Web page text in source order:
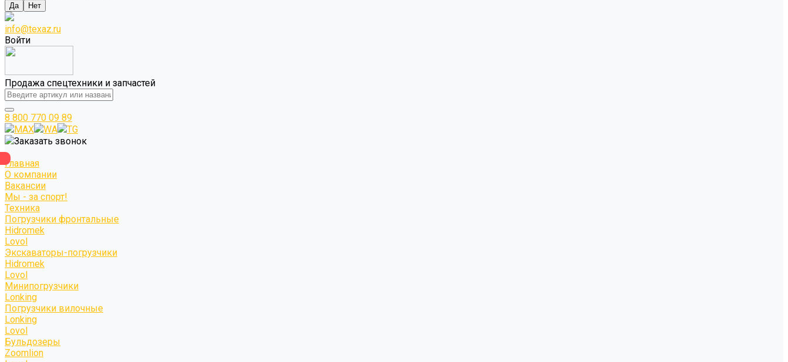
Да Нет
info@texaz.ru
Войти
Продажа спецтехники и запчастей
8 800 770 09 89
MAX
WA
TG
Заказать звонок
Главная
О компании
Вакансии
Мы - за спорт!
Техника
Погрузчики фронтальные
Hidromek
Lovol
Экскаваторы-погрузчики
Hidromek
Lovol
Минипогрузчики
Lonking
Погрузчики вилочные
Lonking
Lovol
Бульдозеры
Zoomlion